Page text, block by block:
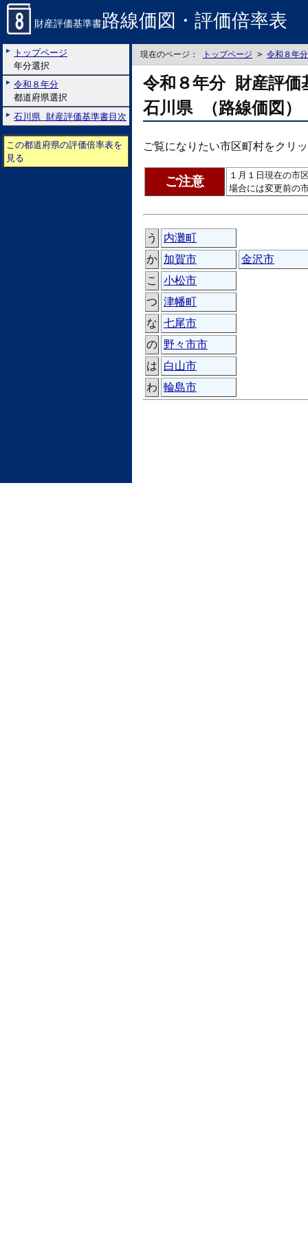
財産評価基準書路線価図・評価倍率表
トップページ
年分選択
令和８年分
都道府県選択
石川県 財産評価基準書目次
この都道府県の評価倍率表を
見る
現在のページ： トップページ > 令和８年分
令和８年分 財産評価
石川県 （路線価図）
ご覧になりたい市区町村をクリ
ご注意
１月１日現在の市
場合には変更前の
う
内灘町
か 加賀市
金沢市
こ
小松市
つ 津幡町
な 七尾市
の 野々市市
は 白山市
わ 輪島市